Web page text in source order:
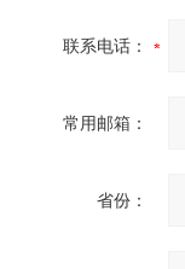
联系电话：
常用邮箱：
省份：